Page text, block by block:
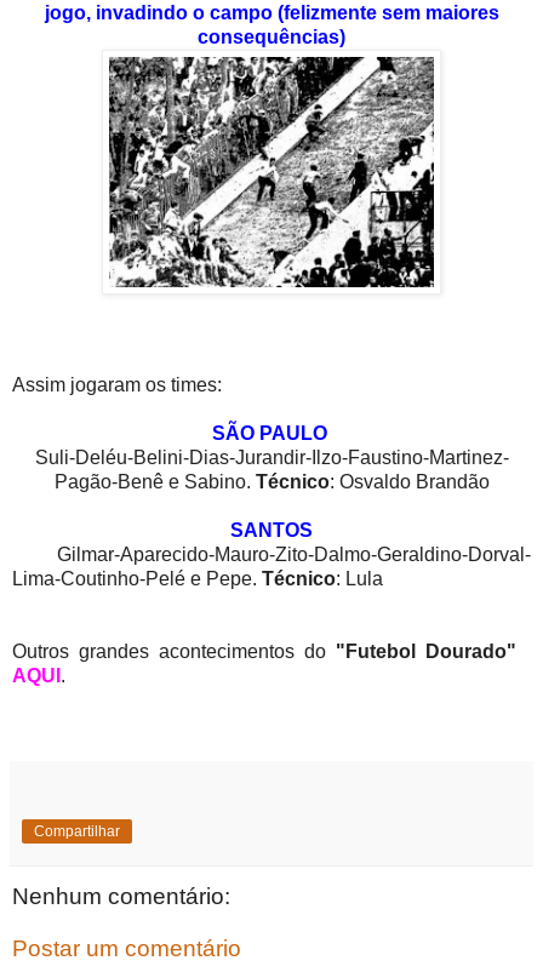
jogo, invadindo o campo (felizmente sem maiores
consequências)
Assim jogaram os times:
SÃO PAULO
Suli-Deléu-Belini-Dias-Jurandir-Ilzo-Faustino-Martinez-
Pagão-Benê e Sabino. Técnico: Osvaldo Brandão
SANTOS
Gilmar-Aparecido-Mauro-Zito-Dalmo-Geraldino-Dorval-
Lima-Coutinho-Pelé e Pepe. Técnico: Lula
Outros grandes acontecimentos do "Futebol Dourado"
AQUI .
Compartilhar
Nenhum comentário:
Postar um comentário